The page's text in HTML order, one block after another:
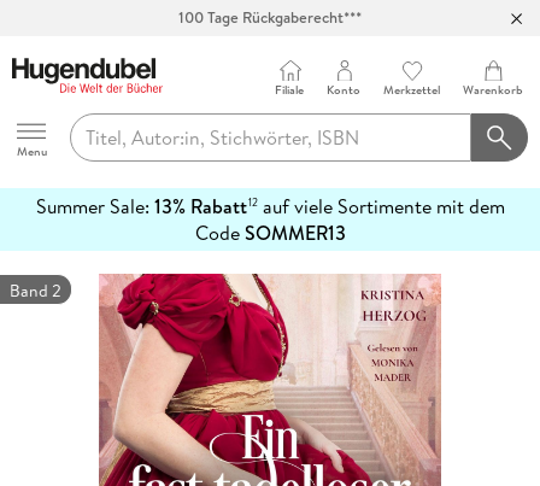
100 Tage Rückgaberecht***
Hugendubel
Menu
Filiale Konto Merkzettel Warenkorb
Summer Sale: 13% Rabatt12auf viele Sortimente mit dem
CodeSOMMER13
erfahren
Band 2